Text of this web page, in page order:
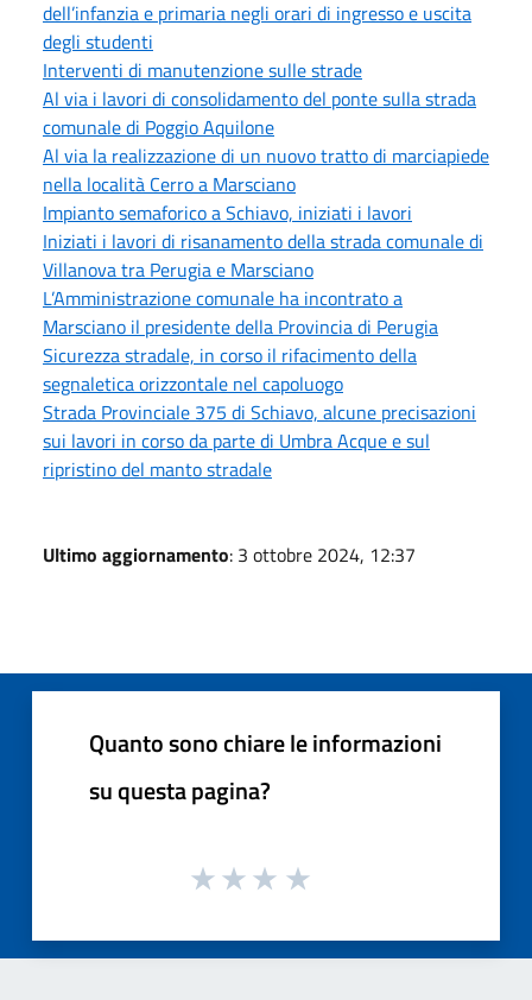
dell’infanzia e primaria negli orari di ingresso e uscita
degli studenti
Interventi di manutenzione sulle strade
Al via i lavori di consolidamento del ponte sulla strada
comunale di Poggio Aquilone
Al via la realizzazione di un nuovo tratto di marciapiede
nella località Cerro a Marsciano
Impianto semaforico a Schiavo, iniziati i lavori
Iniziati i lavori di risanamento della strada comunale di
Villanova tra Perugia e Marsciano
L’Amministrazione comunale ha incontrato a
Marsciano il presidente della Provincia di Perugia
Sicurezza stradale, in corso il rifacimento della
segnaletica orizzontale nel capoluogo
Strada Provinciale 375 di Schiavo, alcune precisazioni
sui lavori in corso da parte di Umbra Acque e sul
ripristino del manto stradale
Ultimo aggiornamento: 3 ottobre 2024, 12:37
Quanto sono chiare le informazioni
su questa pagina?